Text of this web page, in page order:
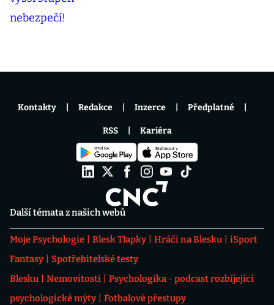
Další témata z našich webů
Moje Psychologie Blesk Tlapky Hráči na Blesku
iSport
Fantasy
Spotřebitelské testy
Blesku
Nemovitosti
Psychologika - podcast rozbíjející
psychologické mýty
Fotbalové přestupy
Kontakty Redakce Inzerce Předplatné
RSS Kariéra